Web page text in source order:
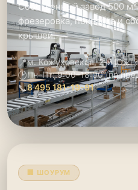
Собственный завод 500
фрезеровка, покраска и
крышей.
📍м. Кожуховская, 2-й
🕑Пн–Пт: 9:00–18:00 (по
📞8 495 181-19-91
🏢 ШОУРУМ